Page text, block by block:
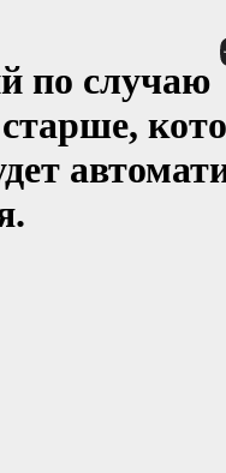
по случаю